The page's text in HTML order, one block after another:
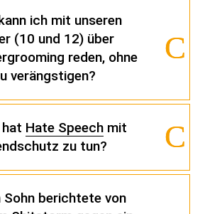
ich mit unseren
(10 und 12) über
reden, ohne
verängstigen?
Hate Speechmit
zu tun?
Sohn berichtete von